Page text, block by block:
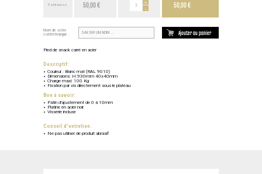
Point euros 50,00 €
+
-
50,00 €
Nom de votre
contremarque :
Ajouter au panier
Pied de snack carré en acier
Descriptif:
Couleur : Blanc mat (RAL 9010)
Dimensions: H.930mm 40x40mm
Charge maxi: 100 Kg
Fixation par vis directement sous le plateau
Bon à savoir:
Patin d'ajustement de 0 à 10mm
Platine en acier noir
Visserie incluse
Conseil d'entretien:
Ne pas utiliser de produit abrasif